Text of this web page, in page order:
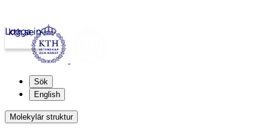
kth.se
Logga in
Sök
English
Molekylär struktur